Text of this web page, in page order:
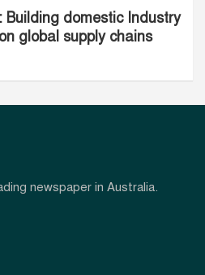
Building domestic Industry
global supply chains
newspaper in Australia.